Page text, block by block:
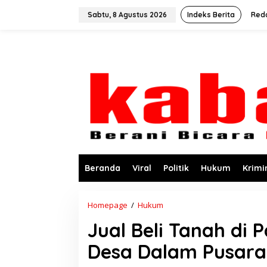
Sabtu, 8 Agustus 2026 Indeks Berita
Beranda Viral Politik Hukum
Homepage / Hukum
B
e
Jual Beli Tanah di
Desa Dalam